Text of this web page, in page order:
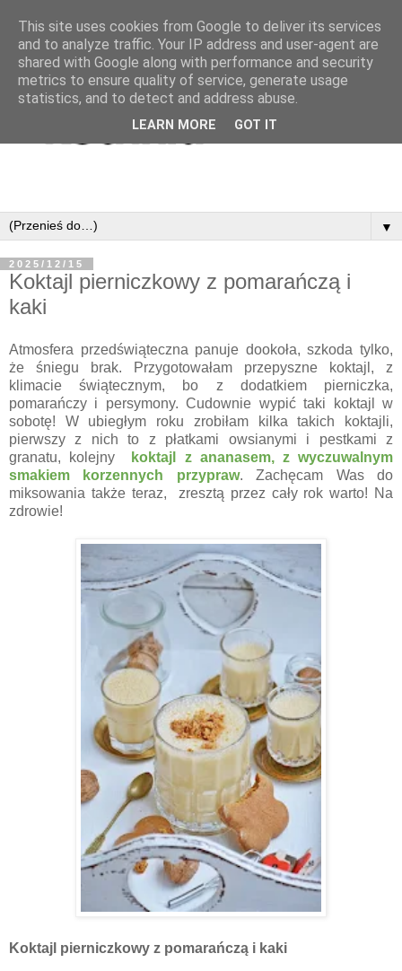
▼
2025/12/15
Koktajl pierniczkowy z pomarańczą i
kaki
Atmosfera przedświąteczna panuje dookoła, szkoda tylko,
że śniegu brak. Przygotowałam przepyszne koktajl, z
klimacie świątecznym, bo z dodatkiem pierniczka,
pomarańczy i persymony. Cudownie wypić taki koktajl w
sobotę! W ubiegłym roku zrobiłam kilka takich koktajli,
pierwszy z nich to z płatkami owsianymi i pestkami z
granatu, kolejny
koktajl z ananasem, z wyczuwalnym
smakiem korzennych przypraw. Zachęcam Was do
miksowania także teraz, zresztą przez cały rok warto! Na
zdrowie!
Koktajl pierniczkowy z pomarańczą i kaki
This site uses cookies from Google to deliver its services
and to analyze traffic. Your IP address and user-agent are
shared with Google along with performance and security
metrics to ensure quality of service, generate usage
statistics, and to detect and address abuse.
LEARN MORE GOT IT